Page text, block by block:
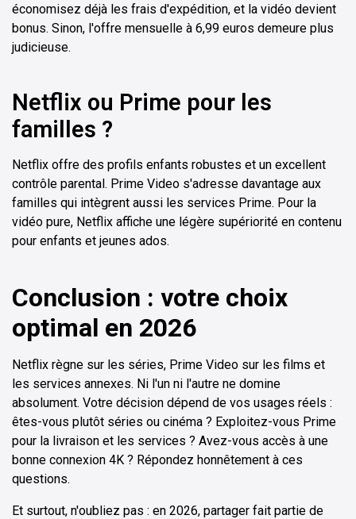
économisez déjà les frais d'expédition, et la vidéo devient
bonus. Sinon, l'offre mensuelle à 6,99 euros demeure plus
judicieuse.
Netflix ou Prime pour les
familles ?
Netflix offre des profils enfants robustes et un excellent
contrôle parental. Prime Video s'adresse davantage aux
familles qui intègrent aussi les services Prime. Pour la
vidéo pure, Netflix affiche une légère supériorité en contenu
pour enfants et jeunes ados.
Conclusion : votre choix
optimal en 2026
Netflix règne sur les séries, Prime Video sur les films et
les services annexes. Ni l'un ni l'autre ne domine
absolument. Votre décision dépend de vos usages réels :
êtes-vous plutôt séries ou cinéma ? Exploitez-vous Prime
pour la livraison et les services ? Avez-vous accès à une
bonne connexion 4K ? Répondez honnêtement à ces
questions.
Et surtout, n'oubliez pas : en 2026, partager fait partie de